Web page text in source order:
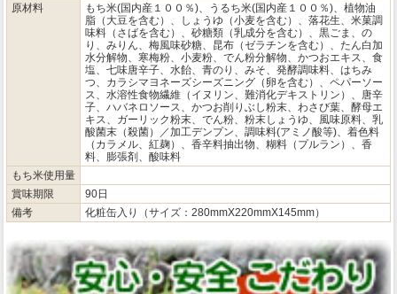
原材料
もち米(国内産１００％)、うるち米(国内産１００％)、植物油
脂（大豆を含む）、しょうゆ（小麦を含む）、落花生、米菓調
味料（さばを含む）、砂糖類（乳成分を含む）、黒ごま、の
り、みりん、梅風味砂糖、昆布（ゼラチンを含む）、たん白加
水分解物、寒梅粉、小麦粉、でん粉分解物、かつおエキス、食
塩、七味唐辛子、水飴、青のり、みそ、発酵調味料、はちみ
つ、カラシマヨネーズシーズニング（卵を含む）、ペパーソー
ス、水溶性食物繊維（イヌリン、難消化デキストリン）、唐辛
子、ハバネロソース、かつお削りぶし粉末、わさび葉、酵母エ
キス、ガーリック粉末、でん粉、粉末しょうゆ、風味原料、乳
酸菌末（殺菌）／加工デンプン、調味料(アミノ酸等)、着色料
（カラメル、紅麹）、香辛料抽出物、糊料（プルラン）、香
料、膨張剤、酸味料
もち米使用量
賞味期限
90日
備考
化粧缶入り（サイズ：280mmX220mmX145mm）